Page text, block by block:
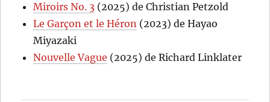
Miroirs No. 3 (2025) de Christian Petzold
Le Garçon et le Héron (2023) de Hayao
Miyazaki
Nouvelle Vague (2025) de Richard Linklater